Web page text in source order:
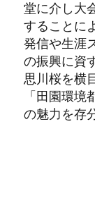
堂に介し大
することに
発信や生涯
の振興に資
思川桜を横
「田園環境
の魅力を存